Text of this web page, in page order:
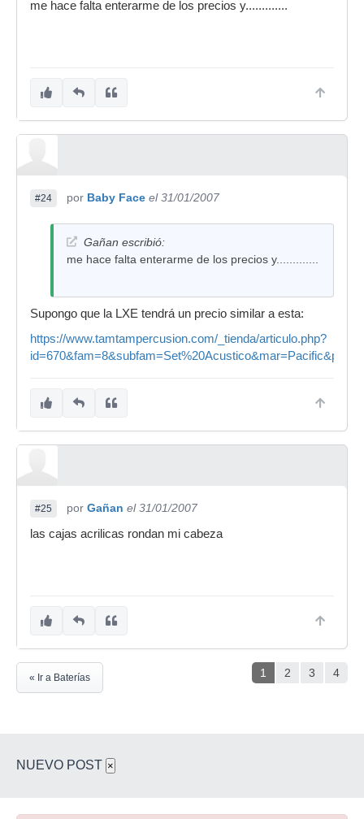
me hace falta enterarme de los precios y.............
#24 por Baby Face el 31/01/2007
Gañan escribió:
me hace falta enterarme de los precios y.............
Supongo que la LXE tendrá un precio similar a esta:
https://www.tamtampercusion.com/_tienda/articulo.php?
#25 por Gañan el 31/01/2007
las cajas acrilicas rondan mi cabeza
1 2 3 4
« Ir a Baterías
NUEVO POST ×